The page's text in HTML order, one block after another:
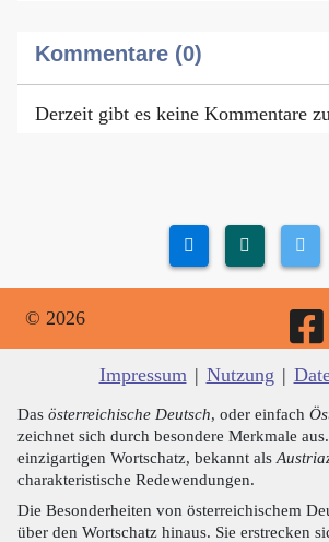
Kommentare (0)
Derzeit gibt es keine Kommentare
© 2026
Impressum | Nutzung |
Das österreichische Deutsch, oder einfach
zeichnet sich durch besondere Merkmale
einzigartigen Wortschatz, bekannt als
charakteristische Redewendungen.
Die Besonderheiten von österreichischem
über den Wortschatz hinaus. Sie erstrecken